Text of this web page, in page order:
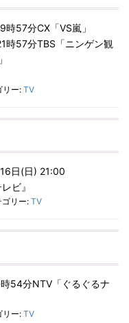
57分CX「VS嵐」
時57分TBS「ニンゲン観
リー: TV
日(日) 21:00
ビ』
ゴリー:TV
54分NTV「ぐるぐるナ
リー: TV